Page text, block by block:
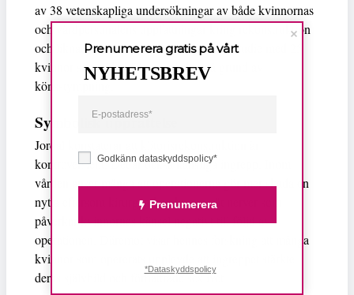
av 38 vetenskapliga undersökningar av både kvinnornas
och vårdpersonalens uppfattningar kring rekonstruktion
och liknade operationer, dels en intervjustudie med 25
kvinnor som sökt hjälp av vården på grund av
könsstympning.
Symbolisk upprättelse
Jordal konstaterar att klitorisrekonstruktion är
kontroversiellt. Det är också känsliga ingrepp. Inom
vården anser många att operationerna gör mer skada en
nytta eftersom kirurgen kan komma åt nerver som
påverkar kvinnornas känsel negativt till följd av
operationen. Däremot visar hennes forskning att många
kvinnor som opererats upplevde att ingreppet stärkte
deras självbild och förbättrade sexlivet.
Godkänn dataskyddspolicy*
Prenumerera
Prenumerera gratis på vårt
NYHETSBREV
*Dataskyddspolicy